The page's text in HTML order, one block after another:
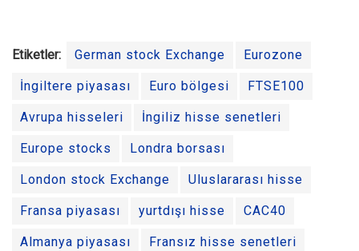
Etiketler: German stock Exchange Eurozone
İngiltere piyasası Euro bölgesi FTSE100
Avrupa hisseleri İngiliz hisse senetleri
Europe stocks Londra borsası
London stock Exchange Uluslararası hisse
Fransa piyasası yurtdışı hisse CAC40
Almanya piyasası Fransız hisse senetleri